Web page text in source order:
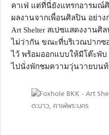
คาเฟ่ แต่ที่นี่ยังแทรกอารมณ์
ผลงานจากเพื่อนศิลปิน อย่า
Art Shelter สเปซแสดงงานศิ
ไม่ว่ากัน ขณะที่บริเวณปากซ
ไว้ พร้อมออกแบบให้มีโต๊ะพับ
ไปนั่งพักชมความวุ่นวายบน